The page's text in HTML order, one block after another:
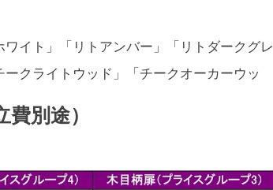
ワイト」「リトアンバー」「リトダークグレ
クライトウッド」「チークオーカーウッ
別途）